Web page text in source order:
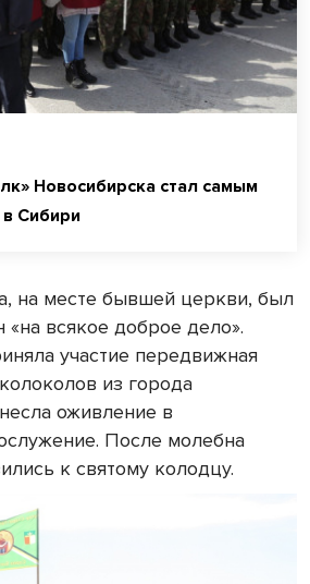
Новосибирска стал самым
Сибири
на месте бывшей церкви, был
всякое доброе дело».
участие передвижная
из города
оживление в
После молебна
к святому колодцу.